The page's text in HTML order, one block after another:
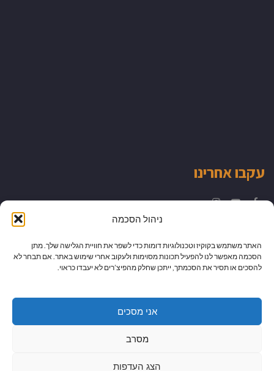
ניהול הסכמה
האתר משתמש בקוקיז וטכנולוגיות דומות כדי לשפר את חוויית הגלישה שלך. מתן
הסכמה מאפשר לנו להפעיל תכונות מסוימות ולעקוב אחרי שימוש באתר. אם תבחר לא
להסכים או תסיר את הסכמתך, ייתכן שחלק מהפיצ’רים לא יעבדו כראוי.
אני מסכים
מסרב
הצג העדפות
עקבו אחרינו